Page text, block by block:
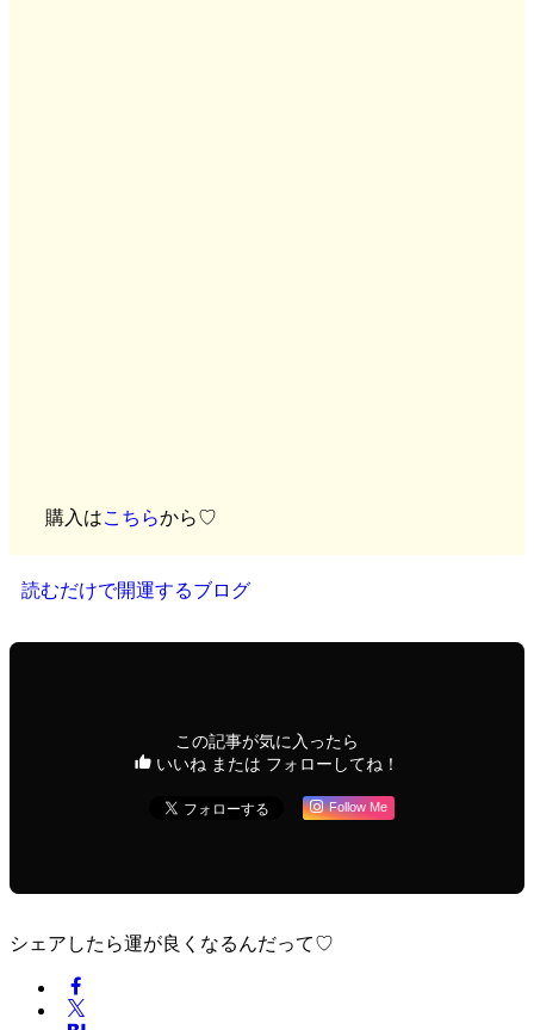
購入はこちらから♡
読むだけで開運するブログ
この記事が気に入ったら
いいね または フォローしてね！
Follow Me
シェアしたら運が良くなるんだって♡